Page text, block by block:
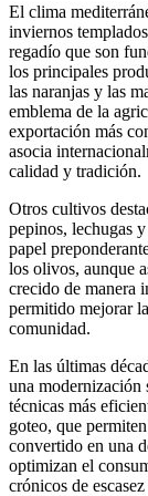
El clima
inviernos
regadío que son
los principales
las naranjas y las
emblema de la
exportación más
asocia
calidad y tradición.
Otros cultivos
pepinos, lechugas
papel
los olivos, aunque
crecido de manera
permitido mejorar
comunidad.
En las últimas
una modernización
técnicas más
goteo, que
convertido en una
optimizan el
crónicos de